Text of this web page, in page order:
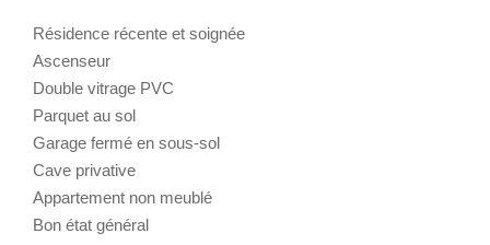
Résidence récente et soignée
Ascenseur
Double vitrage PVC
Parquet au sol
Garage fermé en sous-sol
Cave privative
Appartement non meublé
Bon état général